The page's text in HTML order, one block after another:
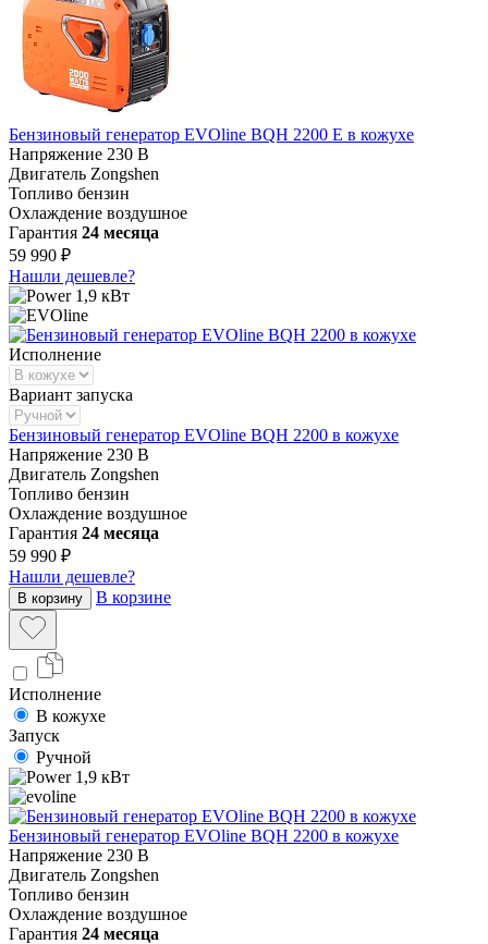
Бензиновый генератор EVOline BQH 2200 E в кожухе
Напряжение 230 В
Двигатель Zongshen
Топливо бензин
Охлаждение воздушное
Гарантия 24 месяца
59 990 ₽
Нашли дешевле?
1,9 кВт
Исполнение
Вариант запуска
Бензиновый генератор EVOline BQH 2200 в кожухе
Напряжение 230 В
Двигатель Zongshen
Топливо бензин
Охлаждение воздушное
Гарантия 24 месяца
59 990 ₽
Нашли дешевле?
В корзину В корзине
Исполнение
В кожухе
Запуск
Ручной
1,9 кВт
Бензиновый генератор EVOline BQH 2200 в кожухе
Напряжение 230 В
Двигатель Zongshen
Топливо бензин
Охлаждение воздушное
Гарантия 24 месяца